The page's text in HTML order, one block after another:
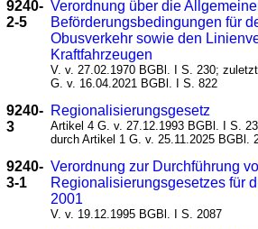
9240-
2-5
Verordnung über die
Beförderungsbedingungen für
Obusverkehr sowie den
Kraftfahrzeugen
V. v. 27.02.1970 BGBl. I S. 230;
G. v. 16.04.2021 BGBl. I S. 822
9240-
3
Regionalisierungsgesetz
Artikel 4 G. v. 27.12.1993 BGBl. I S.
durch Artikel 1 G. v. 25.11.2025 BGBl.
9240-
3-1
Verordnung zur Durchführung
Regionalisierungsgesetzes für
2001
V. v. 19.12.1995 BGBl. I S. 2087